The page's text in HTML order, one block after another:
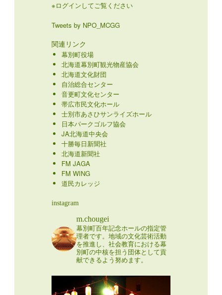
※ログインしてご覧ください
Tweets by NPO_MCGG
関連リンク
幕別町役場
北海道幕別町観光物産協会
北海道文化財団
自治総合センター
音更町文化センター
帯広市民文化ホール
士別市あさひサンライズホール
日本パークゴルフ協会
JA北海道中央会
十勝毎日新聞社
北海道新聞社
FM JAGA
FM WING
道民カレッジ
instagram
m.chougei
幕別町百年記念ホールの指定管
理者です。地域の文化芸術活動
を推進し、社会教育における幕
別町の中核を担う団体として貢
献できるよう努めます。